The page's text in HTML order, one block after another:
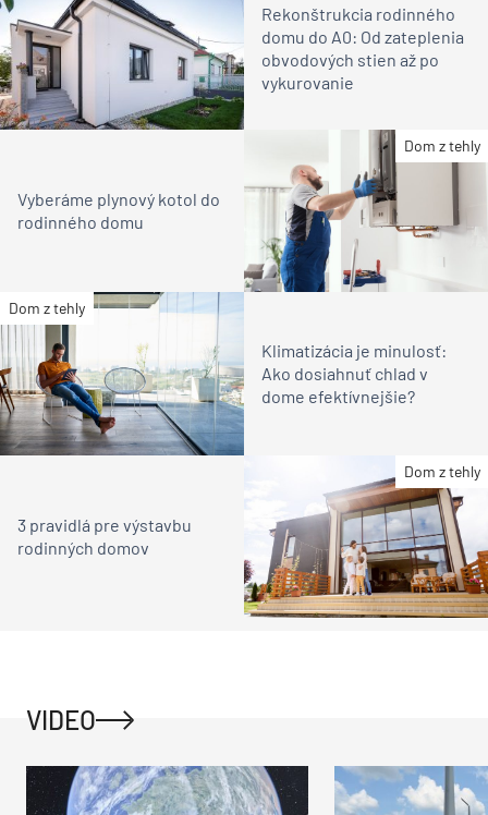
Rekonštrukcia rodinného
domu do A0: Od zateplenia
obvodových stien až po
vykurovanie
Dom z tehly
Vyberáme plynový kotol do
rodinného domu
Dom z tehly
Klimatizácia je minulosť:
Ako dosiahnuť chlad v
dome efektívnejšie?
Dom z tehly
3 pravidlá pre výstavbu
rodinných domov
VIDEO